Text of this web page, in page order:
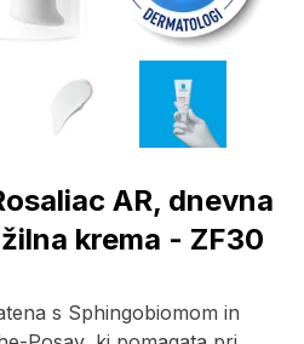
AR, dnevna
krema - ZF30
s Sphingobiomom in